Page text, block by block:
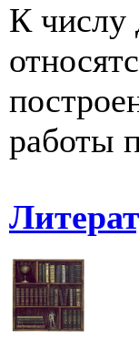
К числу
работы